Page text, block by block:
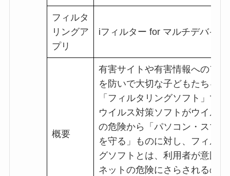
フィルタ
リングア
プリ
iフィルター for マルチデバイス
概要
有害サイトや有害情報へのアク
を防いで大切な子どもたちを守
「フィルタリングソフト」です
ウイルス対策ソフトがウイルス
の危険から「パソコン・スマホ
を守る」ものに対し、フィルタ
グソフトとは、利用者が意図し
ネットの危険にさらされるのを